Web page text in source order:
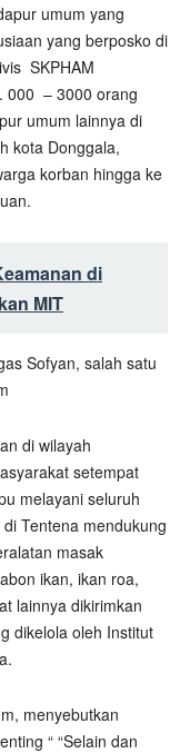
umum yang
yang berposko di
SKPHAM
000 – 3000 orang
umum lainnya di
kota Donggala,
korban hingga ke
di
MIT
Sofyan, salah satu
di wilayah
setempat
melayani seluruh
Tentena mendukung
masak
ikan, ikan roa,
lainnya dikirimkan
dikelola oleh Institut
menyebutkan
“ “Selain dan